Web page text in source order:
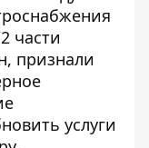
части
признали
услуги